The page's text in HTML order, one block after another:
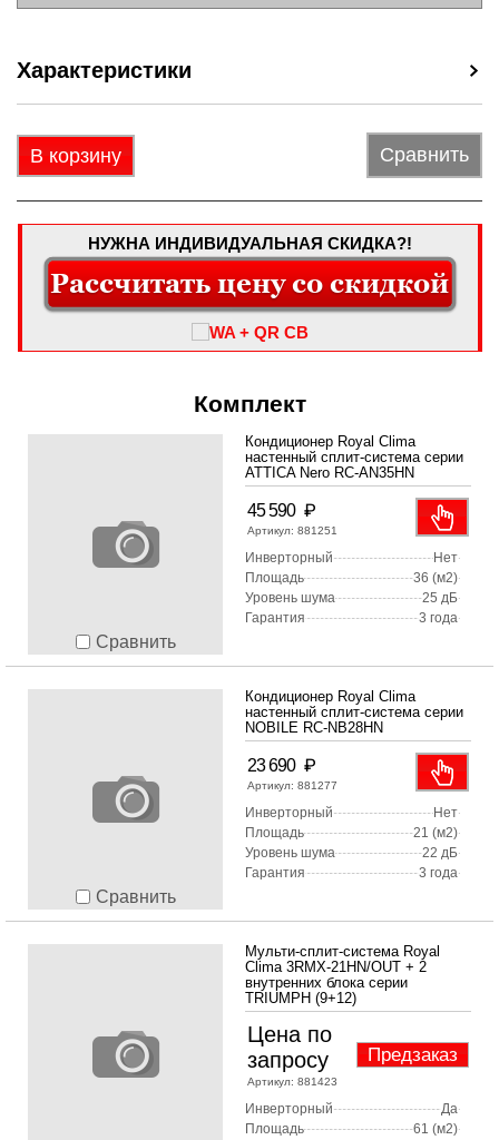
Характеристики
В корзину Сравнить
НУЖНА ИНДИВИДУАЛЬНАЯ СКИДКА?!
Комплект
Сравнить
Кондиционер Royal Clima
настенный сплит-система серии
ATTICA Nero RC-AN35HN
45 590 ₽
Артикул: 881251
Инверторный
Нет
Площадь
36 (м2)
Уровень шума
25 дБ
Гарантия
3 года
Сравнить
Кондиционер Royal Clima
настенный сплит-система серии
NOBILE RC-NB28HN
23 690 ₽
Артикул: 881277
Инверторный
Нет
Площадь
21 (м2)
Уровень шума
22 дБ
Гарантия
3 года
Мульти-сплит-система Royal
Clima 3RMX-21HN/OUT + 2
внутренних блока серии
TRIUMPH (9+12)
Цена по
запросу
Артикул: 881423
Предзаказ
Инверторный
Да
Площадь
61 (м2)